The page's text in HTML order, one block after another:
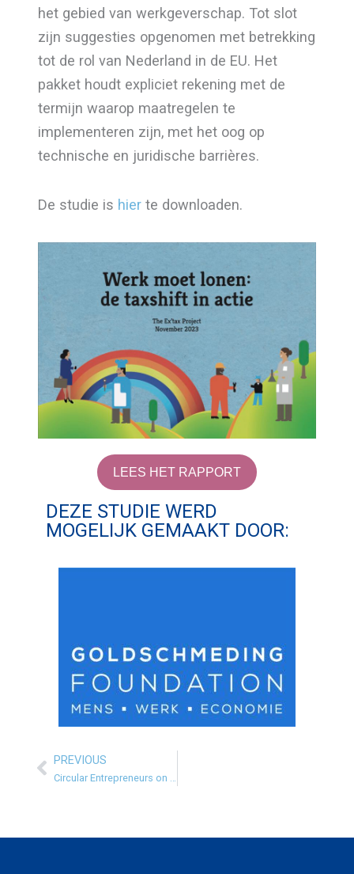
het gebied van werkgeverschap. Tot slot
zijn suggesties opgenomen met betrekking
tot de rol van Nederland in de EU. Het
pakket houdt expliciet rekening met de
termijn waarop maatregelen te
implementeren zijn, met het oog op
technische en juridische barrières.
De studie is hier te downloaden.
LEES HET RAPPORT
DEZE STUDIE WERD
MOGELIJK GEMAAKT DOOR:
Prev
PREVIOUS